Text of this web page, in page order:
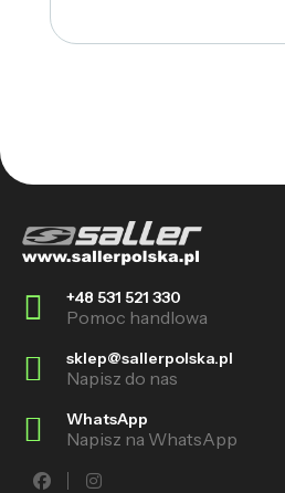
+48 531 521 330
Pomoc handlowa
sklep@sallerpolska.pl
Napisz do nas
WhatsApp
Napisz na WhatsApp